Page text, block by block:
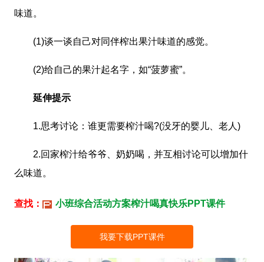
味道。
(1)谈一谈自己对同伴榨出果汁味道的感觉。
(2)给自己的果汁起名字，如“菠萝蜜”。
延伸提示
1.思考讨论：谁更需要榨汁喝?(没牙的婴儿、老人)
2.回家榨汁给爷爷、奶奶喝，并互相讨论可以增加什
么味道。
查找： 小班综合活动方案榨汁喝真快乐PPT课件
我要下载PPT课件